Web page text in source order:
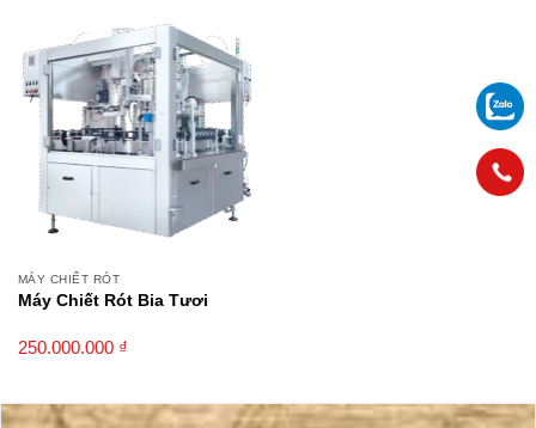
MÁY CHIẾT RÓT
Máy Chiết Rót Bia Tươi
250.000.000 ₫